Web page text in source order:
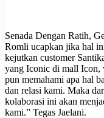
Senada Dengan Ratih,
Romli ucapkan jika hal
kejutkan customer
yang Iconic di mall Icon,
pun memahami apa hal
dan relasi kami. Maka
kolaborasi ini akan
kami.” Tegas Jaelani.